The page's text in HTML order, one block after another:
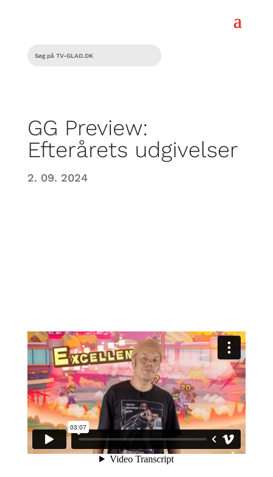
GG Preview:
Efterårets udgivelser
2. 09. 2024